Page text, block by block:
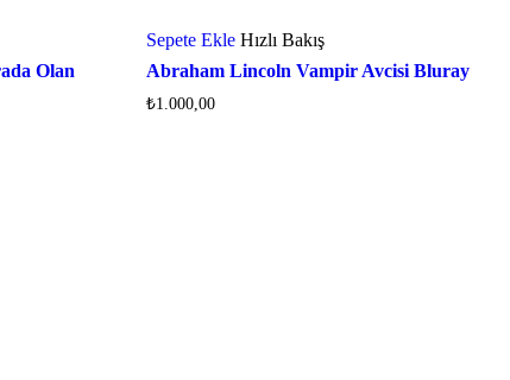
Olan
Sepete Ekle Hızlı Bakış
Abraham Lincoln Vampir Avcisi Bluray
₺1.000,00